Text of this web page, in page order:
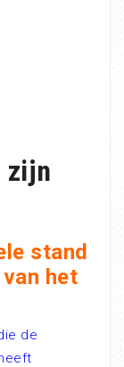
zijn
stand
het
de